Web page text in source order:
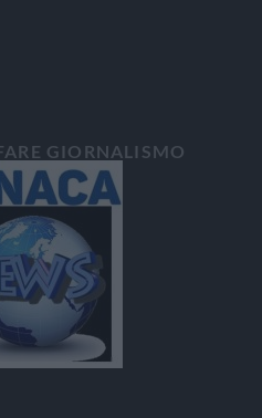
GIORNALISMO